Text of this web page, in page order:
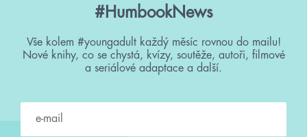
#HumbookNews
Vše kolem #youngadult každý měsíc rovnou do mailu!
Nové knihy, co se chystá, kvízy, soutěže, autoři, filmové
a seriálové adaptace a další.